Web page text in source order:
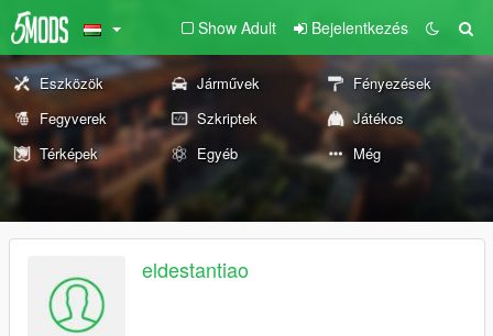
Show Adult Bejelentkezés
Eszközök Járművek
Fényezések
Fegyverek
Szkriptek
Játékos
Térképek
Egyéb Még
eldestantiao